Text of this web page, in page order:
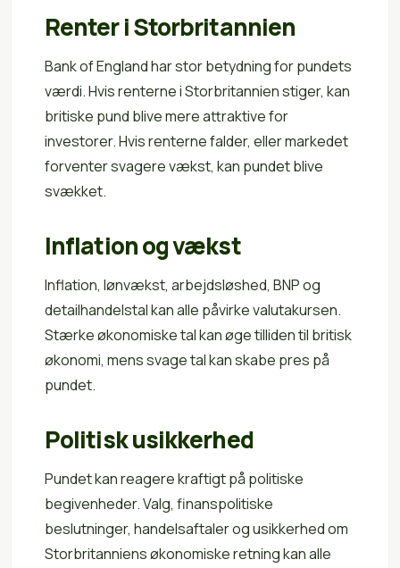
Renter i Storbritannien
Bank of England har stor betydning for pundets
værdi. Hvis renterne i Storbritannien stiger, kan
britiske pund blive mere attraktive for
investorer. Hvis renterne falder, eller markedet
forventer svagere vækst, kan pundet blive
svækket.
Inflation og vækst
Inflation, lønvækst, arbejdsløshed, BNP og
detailhandelstal kan alle påvirke valutakursen.
Stærke økonomiske tal kan øge tilliden til britisk
økonomi, mens svage tal kan skabe pres på
pundet.
Politisk usikkerhed
Pundet kan reagere kraftigt på politiske
begivenheder. Valg, finanspolitiske
beslutninger, handelsaftaler og usikkerhed om
Storbritanniens økonomiske retning kan alle